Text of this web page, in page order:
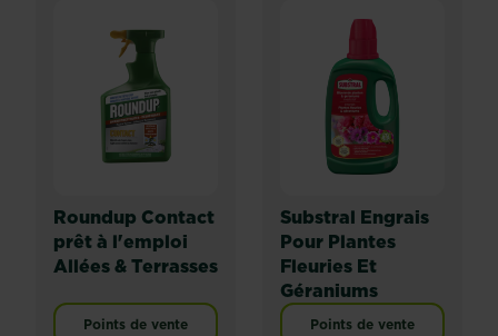
Roundup Contact
prêt à l'emploi
Allées & Terrasses
Points de vente
Substral Engrais
Pour Plantes
Fleuries Et
Géraniums
Points de vente